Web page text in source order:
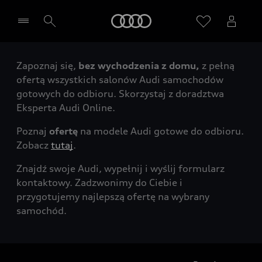
Wybierz Twojego Partnera Audi
Zapoznaj się, bez wychodzenia z domu, z pełną
ofertą wszystkich salonów Audi samochodów
gotowych do odbioru. Skorzystaj z doradztwa
Eksperta Audi Online.
Poznaj ofertę na modele Audi gotowe do odbioru.
Zobacz tutaj.
Znajdź swoje Audi, wypełnij i wyślij formularz
kontaktowy. Zadzwonimy do Ciebie i
przygotujemy najlepszą ofertę na wybrany
samochód.